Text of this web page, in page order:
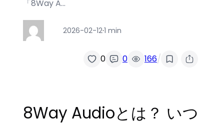
「8Way A…
2026-02-12·1 min
0 0 166/
8Way Audioとは？ いつ